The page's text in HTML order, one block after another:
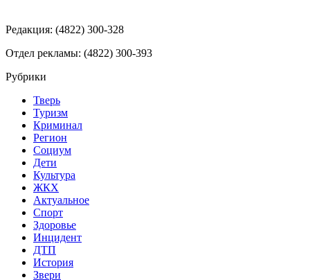
Редакция: (4822) 300-328
Отдел рекламы: (4822) 300-393
Рубрики
Тверь
Туризм
Криминал
Регион
Социум
Дети
Культура
ЖКХ
Актуальное
Спорт
Здоровье
Инцидент
ДТП
История
Звери